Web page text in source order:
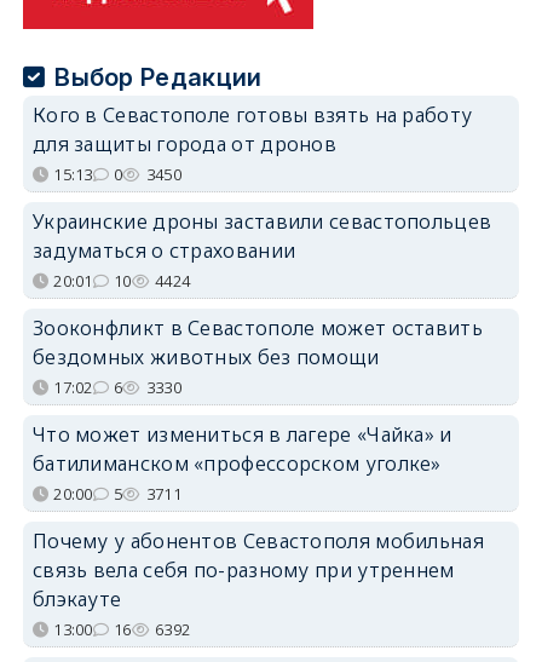
Выбор Редакции
Кого в Севастополе готовы взять на работу
для защиты города от дронов
15:13 0 3450
Украинские дроны заставили севастопольцев
задуматься о страховании
20:01 10 4424
Зооконфликт в Севастополе может оставить
бездомных животных без помощи
17:02 6 3330
Что может измениться в лагере «Чайка» и
батилиманском «профессорском уголке»
20:00 5 3711
Почему у абонентов Севастополя мобильная
связь вела себя по-разному при утреннем
блэкауте
13:00 16 6392